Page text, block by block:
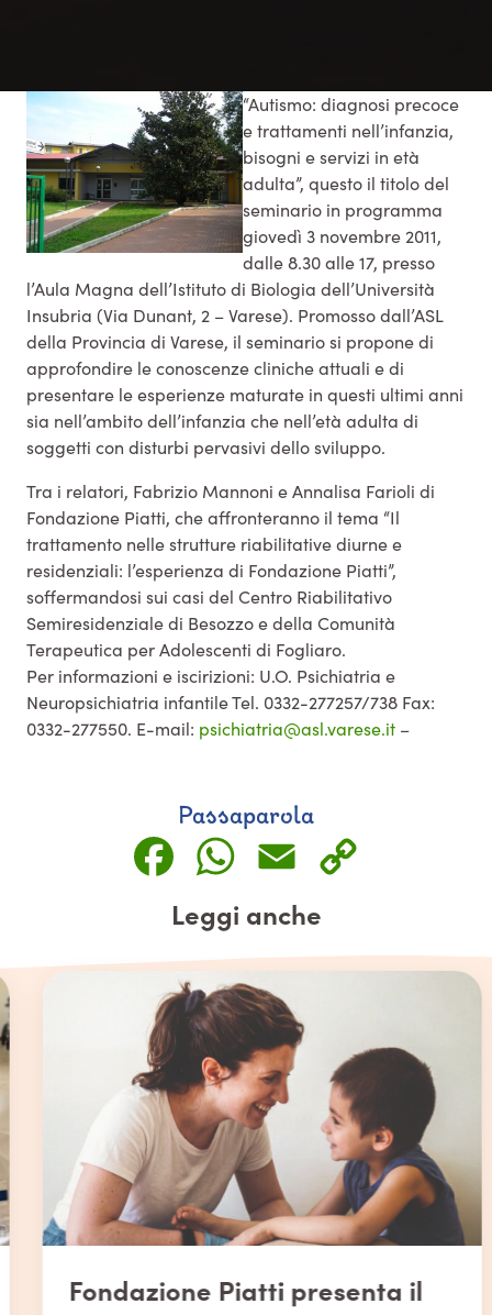
“Autismo: diagnosi precoce
e trattamenti nell’infanzia,
bisogni e servizi in età
adulta”, questo il titolo del
seminario in programma
giovedì 3 novembre 2011,
dalle 8.30 alle 17, presso
l’Aula Magna dell’Istituto di Biologia dell’Università
Insubria (Via Dunant, 2 – Varese). Promosso dall’ASL
della Provincia di Varese, il seminario si propone di
approfondire le conoscenze cliniche attuali e di
presentare le esperienze maturate in questi ultimi anni
sia nell’ambito dell’infanzia che nell’età adulta di
soggetti con disturbi pervasivi dello sviluppo.
Tra i relatori, Fabrizio Mannoni e Annalisa Farioli di
Fondazione Piatti, che affronteranno il tema “Il
trattamento nelle strutture riabilitative diurne e
residenziali: l’esperienza di Fondazione Piatti”,
soffermandosi sui casi del Centro Riabilitativo
Semiresidenziale di Besozzo e della Comunità
Terapeutica per Adolescenti di Fogliaro.
Per informazioni e iscirizioni: U.O. Psichiatria e
Neuropsichiatria infantile Tel. 0332-277257/738 Fax:
0332-277550. E-mail: psichiatria@asl.varese.it –
Passaparola
Facebook
WhatsApp
Email
Leggi anche
Fondazione Piatti presenta il